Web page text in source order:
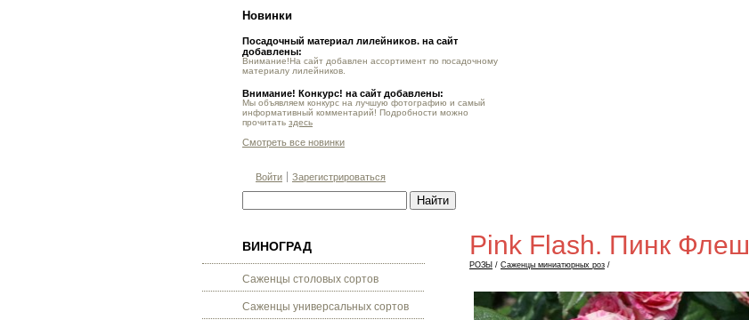
Новинки
Посадочный материал лилейников. на сайт
добавлены:
Внимание!На сайт добавлен ассортимент по посадочному
материалу лилейников.
Внимание! Конкурс! на сайт добавлены:
Мы объявляем конкурс на лучшую фотографию и самый
информативный комментарий! Подробности можно
прочитать здесь
Смотреть все новинки
Войти Зарегистрироваться
ВИНОГРАД
Саженцы столовых сортов
Саженцы универсальных сортов
Pink Flash. Пинк Флеш
РОЗЫ / Саженцы миниатюрных роз /